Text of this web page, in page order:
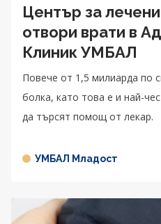
Център за
отвори врати в
Клиник УМБАЛ
Повече от 1,5 милиарда по
болка, като това е и най-
да търсят помощ от лекар.
УМБАЛ Младост